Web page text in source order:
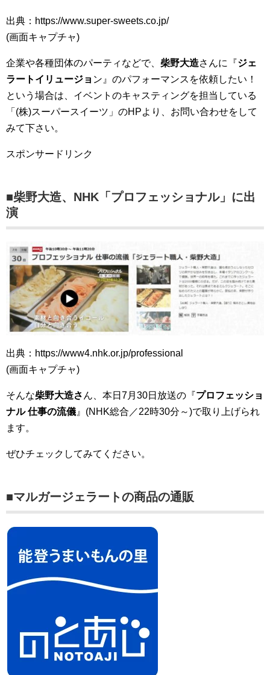
出典：https://www.super-sweets.co.jp/
(画面キャプチャ)
企業や各種団体のパーティなどで、 柴野大造さんに『ジェ
ラートイリュージョ ン』のパフォーマンスを依頼したい！
という場合は、イベントのキャスティングを担当している
「(株)スーパースイーツ」のHPより、お問い合わせをして
みて下さい。
スポンサードリンク
■柴野大造、NHK「プロフェッショナル」に出
演
出典：https://www4.nhk.or.jp/professional
(画面キャプチャ)
そんな柴野大造さ ん、本日7月30日放送の『プロフェッショ
ナル 仕事の流儀 』(NHK総合／22時30分～)で取り上げられ
ます。
ぜひチェックしてみてください。
■マルガージェラートの商品の通販